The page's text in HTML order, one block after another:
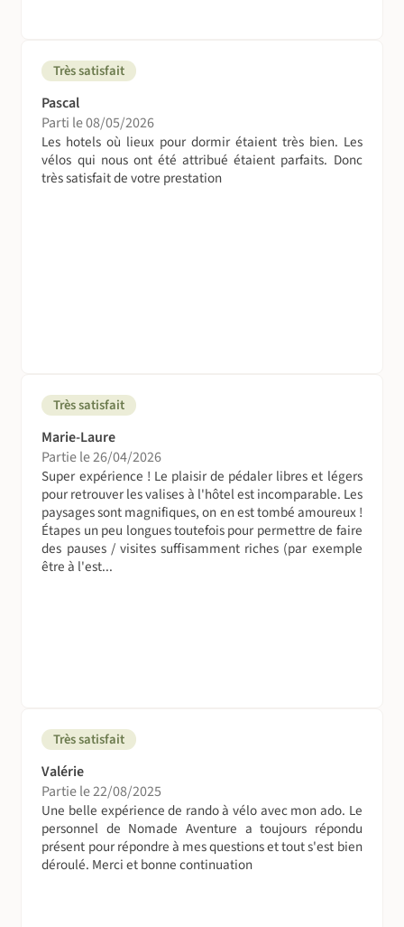
Très satisfait
Pascal
Parti le 08/05/2026
Les hotels où lieux pour dormir étaient très bien. Les
vélos qui nous ont été attribué étaient parfaits. Donc
très satisfait de votre prestation
Très satisfait
Marie-Laure
Partie le 26/04/2026
Super expérience ! Le plaisir de pédaler libres et légers
pour retrouver les valises à l'hôtel est incomparable. Les
paysages sont magnifiques, on en est tombé amoureux !
Étapes un peu longues toutefois pour permettre de faire
des pauses / visites suffisamment riches (par exemple
être à l'est...
Très satisfait
Valérie
Partie le 22/08/2025
Une belle expérience de rando à vélo avec mon ado. Le
personnel de Nomade Aventure a toujours répondu
présent pour répondre à mes questions et tout s'est bien
déroulé. Merci et bonne continuation